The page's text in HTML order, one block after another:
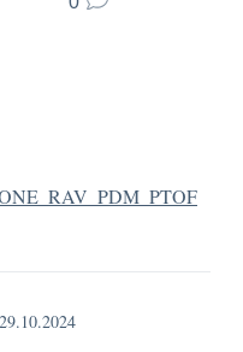
29.10.2024